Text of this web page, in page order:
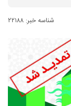
شناسه خبر: ۲۲۱۸۸